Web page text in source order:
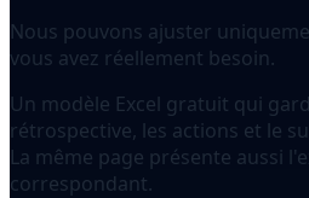
Nous pouvons ajuster
vous avez réellement besoin.
Un modèle Excel gratuit qui
rétrospective, les actions et le
La même page présente aussi
correspondant.